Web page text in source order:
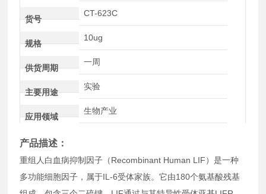
货号
CT-623C
规格
10ug
供货周期
一周
主要用途
实验
应用领域
生物产业
产品描述：
重组人白血病抑制因子（Recombinant Human LIF）是一种
多功能细胞因子，属于IL-6受体家族。它由180个氨基酸残基